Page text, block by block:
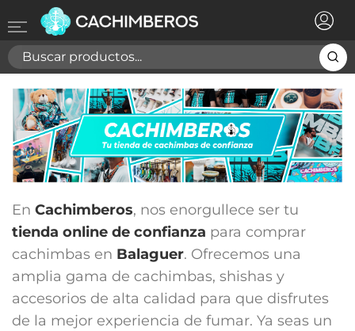
En Cachimberos, nos enorgullece ser tu
tienda online de confianza para comprar
cachimbas en Balaguer. Ofrecemos una
amplia gama de cachimbas, shishas y
accesorios de alta calidad para que disfrutes
de la mejor experiencia de fumar. Ya seas un
Registrarse ×
Necesitas hacer login para guardar productos en tu
lista de deseos
Cancelar Registrarse